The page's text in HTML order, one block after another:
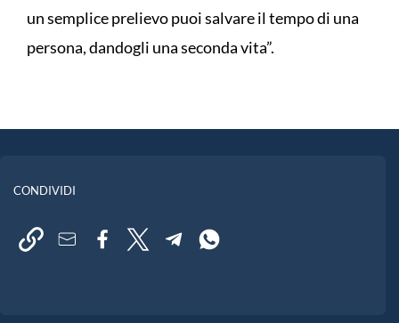
un semplice prelievo puoi salvare il tempo di una
persona, dandogli una seconda vita”.
CONDIVIDI